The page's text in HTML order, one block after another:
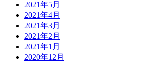
2021年5月
2021年4月
2021年3月
2021年2月
2021年1月
2020年12月